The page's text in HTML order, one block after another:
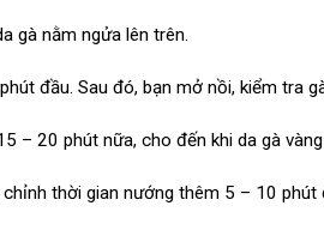
gà nằm ngửa lên trên.
đầu. Sau đó, bạn mở nồi, kiểm tra
– 20 phút nữa, cho đến khi da gà
thời gian nướng thêm 5 – 10 phút